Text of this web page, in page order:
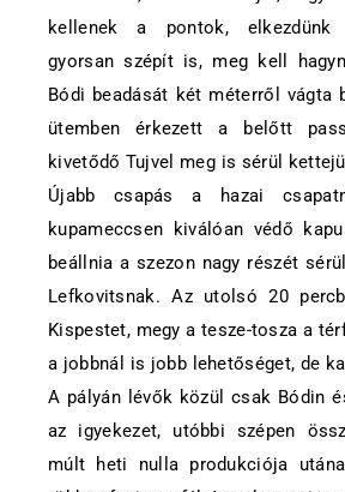
kellenek a pontok, elkezdünk
gyorsan szépít is, meg kell
Bódi beadását két méterről vágta
ütemben érkezett a belőtt
kivetődő Tujvel meg is sérül
Újabb csapás a hazai
kupameccsen kiválóan védő
beállnia a szezon nagy részét
Lefkovitsnak. Az utolsó 20
Kispestet, megy a tesze-tosza a
a jobbnál is jobb lehetőséget, de
A pályán lévők közül csak Bódin
az igyekezet, utóbbi szépen
múlt heti nulla produkciója